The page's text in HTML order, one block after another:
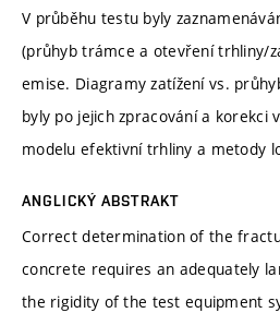
V průběhu testu byly
(průhyb trámce a otevření trhliny/
emise. Diagramy zatížení vs.
byly po jejich zpracování a korekci
modelu efektivní trhliny a metody
ANGLICKÝ ABSTRAKT
Correct determination of the
concrete requires an adequately
the rigidity of the test equipment